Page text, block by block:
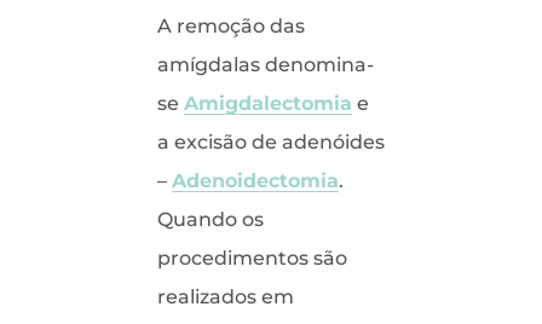
A remoção das
amígdalas denomina-
se Amigdalectomia e
a excisão de adenóides
– Adenoidectomia.
Quando os
procedimentos são
realizados em